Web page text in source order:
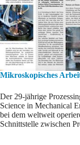
Mikroskopisches
Der 29-jährige
Science in Mechanical
bei dem weltweit
Schnittstelle zwischen